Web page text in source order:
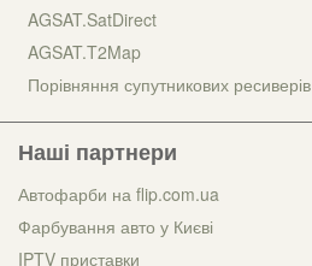
AGSAT.SatDirect
AGSAT.T2Map
Порівняння супутникових ресиверів
Наші партнери
Автофарби на flip.com.ua
Фарбування авто у Києві
IPTV приставки